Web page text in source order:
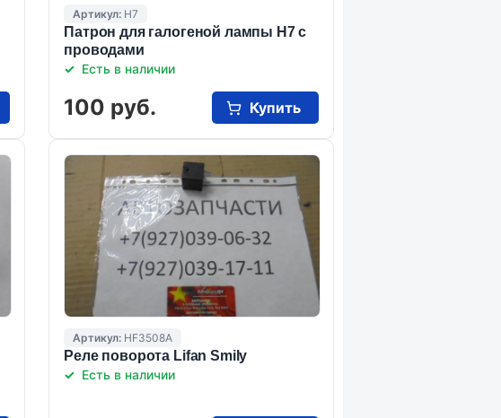
Артикул: Н7
Патрон для галогеной лампы Н7 с
проводами
Есть в наличии
100 руб. Купить
Артикул: HF3508A
Реле поворота Lifan Smily
Есть в наличии